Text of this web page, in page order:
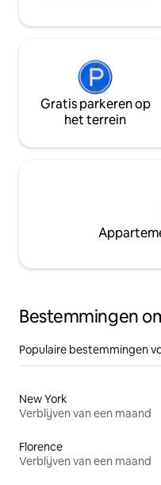
Gratis parkeren op
het terrein
Bestemmingen
Populaire bestemmingen
New York
Verblijven van een maand
Florence
Verblijven van een maand